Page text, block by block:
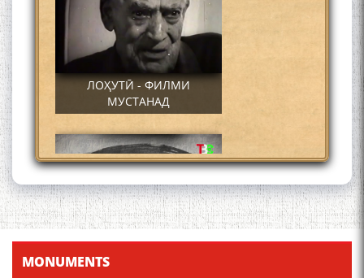
ЛОҲУТӢ - ФИЛМИ
МУСТАНАД
Қадамҷо - Лоҳутӣ
MONUMENTS